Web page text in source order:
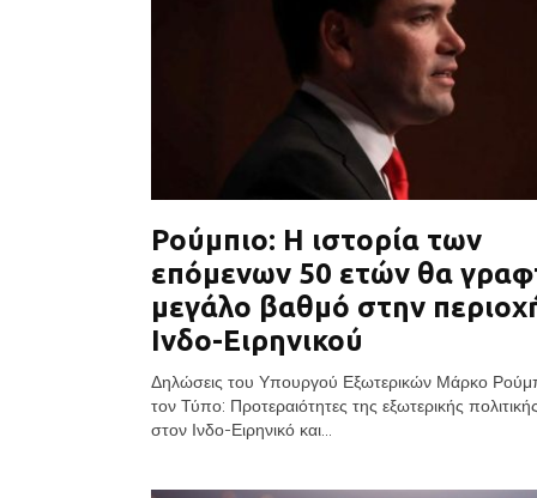
Ρούμπιο: Η ιστορία των
επόμενων 50 ετών θα
μεγάλο βαθμό στην
Ινδο-Ειρηνικού
Δηλώσεις του Υπουργού Εξωτερικών Μάρκο
τον Τύπο: Προτεραιότητες της εξωτερικής
στον Ινδο-Ειρηνικό και...